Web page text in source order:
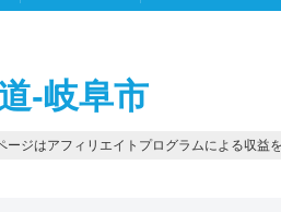
-岐阜市
ジはアフィリエイトプログラムによる収益を